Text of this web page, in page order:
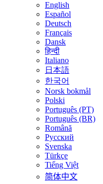
English
Español
Deutsch
Français
Dansk
हिन्दी
Italiano
日本語
한국어
Norsk bokmål
Polski
Português (PT)
Português (BR)
Română
Русский
Svenska
Türkçe
Tiếng Việt
简体中文